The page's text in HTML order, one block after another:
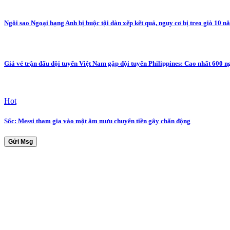
Ngôi sao Ngoại hạng Anh bị buộc tội dàn xếp kết quả, nguy cơ bị treo giò 10
Giá vé trận đấu đội tuyển Việt Nam gặp đội tuyển Philippines: Cao nhất 600
Hot
Sốc: Messi tham gia vào một âm mưu chuyển tiền gây chấn động
Gửi Msg